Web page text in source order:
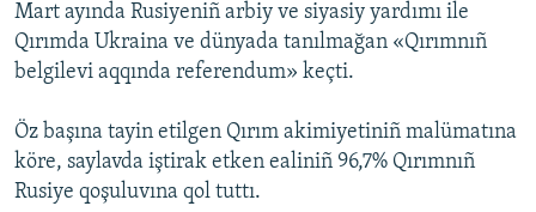
Mart ayında Rusiyeniñ arbiy ve siyasiy yardımı ile
Qırımda Ukraina ve dünyada tanılmağan «Qırımnıñ
belgilevi aqqında referendum» keçti.
Öz başına tayin etilgen Qırım akimiyetiniñ malümatına
köre, saylavda iştirak etken ealiniñ 96,7% Qırımnıñ
Rusiye qoşuluvına qol tuttı.